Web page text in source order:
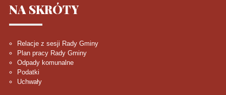
NA SKRÓTY
Relacje z sesji Rady Gminy
Plan pracy Rady Gminy
Odpady komunalne
Podatki
Uchwały